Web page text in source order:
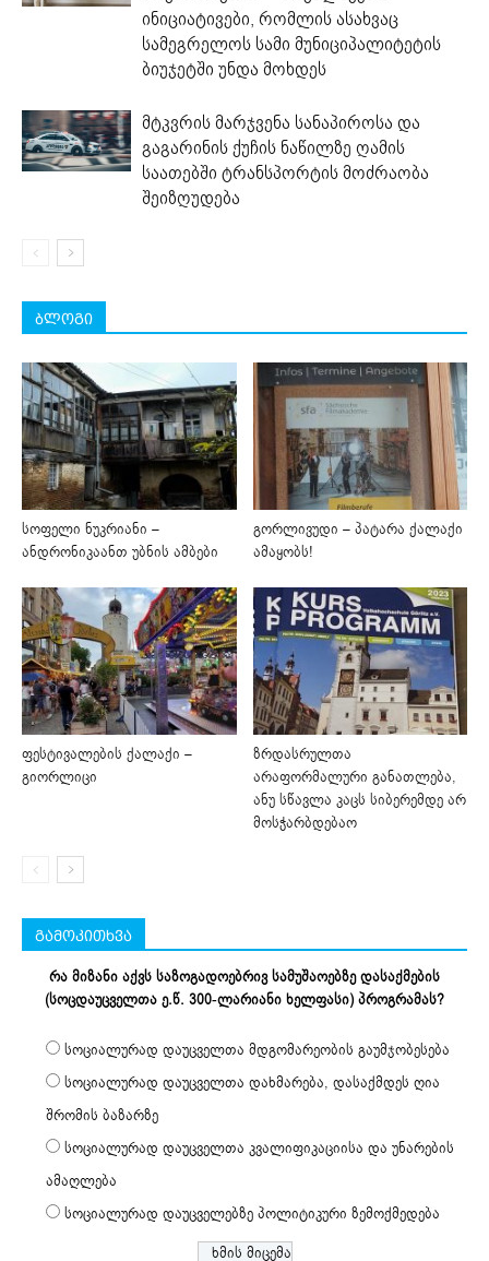
ინიციატივები, რომლის ასახვაც
სამეგრელოს სამი მუნიციპალიტეტის
ბიუჯეტში უნდა მოხდეს
მტკვრის მარჯვენა სანაპიროსა და
გაგარინის ქუჩის ნაწილზე ღამის
საათებში ტრანსპორტის მოძრაობა
შეიზღუდება
ბლოგი
სოფელი ნუკრიანი –
ანდრონიკაანთ უბნის ამბები
გორლივუდი – პატარა ქალაქი
ამაყობს!
ფესტივალების ქალაქი –
გიორლიცი
ზრდასრულთა
არაფორმალური განათლება,
ანუ სწავლა კაცს სიბერემდე არ
მოსჭარბდებაო
გამოკითხვა
რა მიზანი აქვს საზოგადოებრივ სამუშაოებზე დასაქმების
(სოცდაუცველთა ე.წ. 300-ლარიანი ხელფასი) პროგრამას?
სოციალურად დაუცველთა მდგომარეობის გაუმჯობესება
სოციალურად დაუცველთა დახმარება, დასაქმდეს ღია
შრომის ბაზარზე
სოციალურად დაუცველთა კვალიფიკაციისა და უნარების
ამაღლება
სოციალურად დაუცველებზე პოლიტიკური ზემოქმედება